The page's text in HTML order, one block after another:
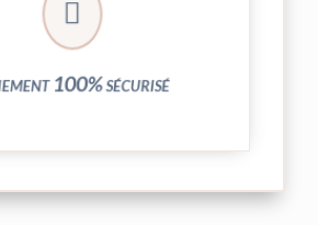

100% sécurisé
par carte bancaire sont
sécurisées grâce au système